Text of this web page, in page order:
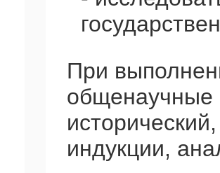
При
общенаучные
индукции,